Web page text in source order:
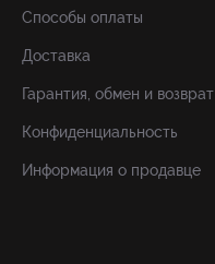
Способы оплаты
Доставка
Гарантия, обмен и возврат
Конфиденциальность
Информация о продавце